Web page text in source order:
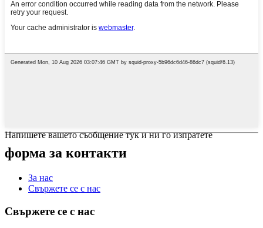
Напишете вашето съобщение тук и ни го изпратете
форма за контакти
За нас
Свържете се с нас
Свържете се с нас